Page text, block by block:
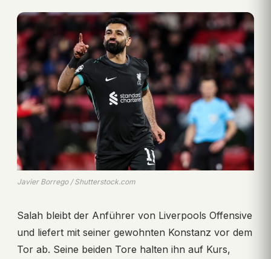
Javier Borrego / Shutterstock.com
Salah bleibt der Anführer von Liverpools Offensive
und liefert mit seiner gewohnten Konstanz vor dem
Tor ab. Seine beiden Tore halten ihn auf Kurs,